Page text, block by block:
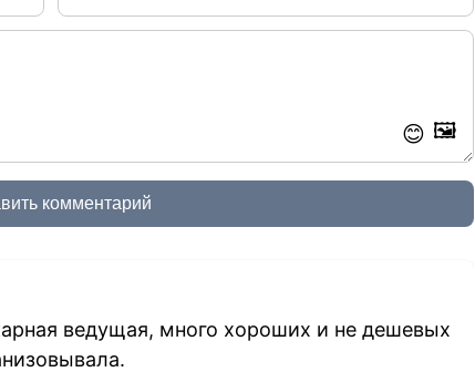
😊 🖼️
комментарий
ведущая, много хороших и не дешевых